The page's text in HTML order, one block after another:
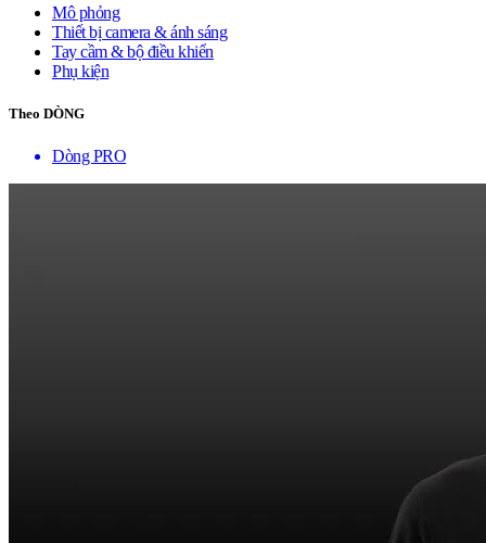
Mô phỏng
Thiết bị camera & ánh sáng
Tay cầm & bộ điều khiển
Phụ kiện
Theo DÒNG
Dòng PRO